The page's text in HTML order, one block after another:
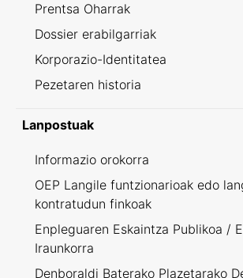
Prentsa Oharrak
Dossier erabilgarriak
Korporazio-Identitatea
Pezetaren historia
Lanpostuak
Informazio orokorra
OEP Langile funtzionarioak edo
kontratudun finkoak
Enpleguaren Eskaintza Publikoa /
Iraunkorra
Denboraldi Baterako Plazetarako